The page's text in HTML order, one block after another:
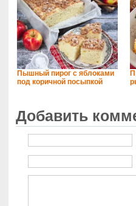
Пышный пирог с яблоками
под коричной посыпкой
Добавить